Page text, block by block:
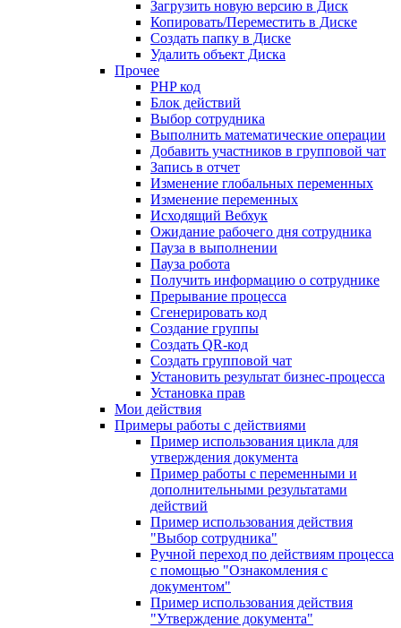
Загрузить новую версию в Диск
Копировать/Переместить в Диске
Создать папку в Диске
Удалить объект Диска
Прочее
PHP код
Блок действий
Выбор сотрудника
Выполнить математические операции
Добавить участников в групповой чат
Запись в отчет
Изменение глобальных переменных
Изменение переменных
Исходящий Вебхук
Ожидание рабочего дня сотрудника
Пауза в выполнении
Пауза робота
Получить информацию о сотруднике
Прерывание процесса
Сгенерировать код
Создание группы
Создать QR-код
Создать групповой чат
Установить результат бизнес-процесса
Установка прав
Мои действия
Примеры работы с действиями
Пример использования цикла для
утверждения документа
Пример работы с переменными и
дополнительными результатами
действий
Пример использования действия
"Выбор сотрудника"
Ручной переход по действиям процесса
с помощью "Ознакомления с
документом"
Пример использования действия
"Утверждение документа"